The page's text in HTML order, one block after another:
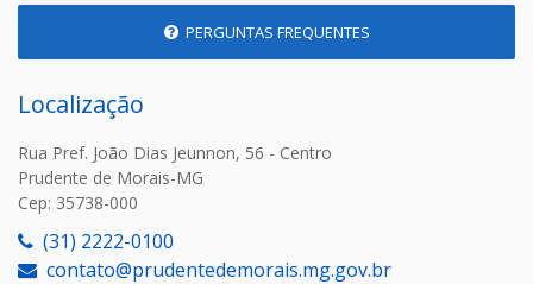
PERGUNTAS FREQUENTES
Localização
Rua Pref. João Dias Jeunnon, 56 - Centro
Prudente de Morais-MG
Cep: 35738-000
(31) 2222-0100
contato@prudentedemorais.mg.gov.br